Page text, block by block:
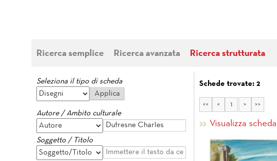
Ricerca semplice Ricerca avanzata Ricerca strutturata
Seleziona il tipo di scheda
Autore / Ambito culturale
Soggetto / Titolo
Schede trovate: 2
<< < 1 > >>
Visualizza scheda